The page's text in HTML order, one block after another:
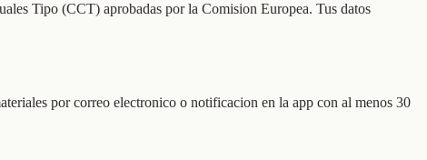
Tipo (CCT) aprobadas por la Comision Europea. Tus datos
por correo electronico o notificacion en la app con al menos 30